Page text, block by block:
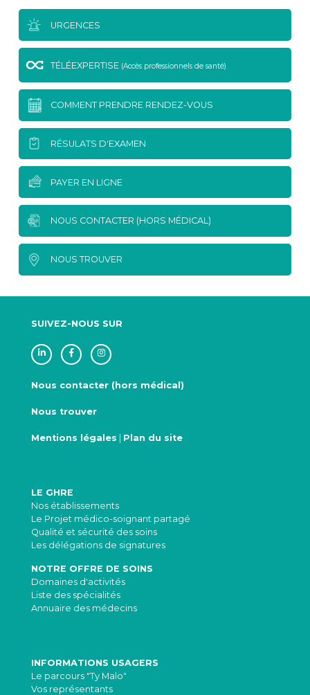
URGENCES
TÉLÉEXPERTISE (Accès professionnels de santé)
COMMENT PRENDRE RENDEZ-VOUS
RÉSULATS D'EXAMEN
PAYER EN LIGNE
NOUS CONTACTER (HORS MÉDICAL)
NOUS TROUVER
SUIVEZ-NOUS SUR
Nous contacter (hors médical)
Nous trouver
Mentions légales | Plan du site
LE GHRE
Nos établissements
Le Projet médico-soignant partagé
Qualité et sécurité des soins
Les délégations de signatures
NOTRE OFFRE DE SOINS
Domaines d'activités
Liste des spécialités
Annuaire des médecins
INFORMATIONS USAGERS
Le parcours "Ty Malo"
Vos représentants